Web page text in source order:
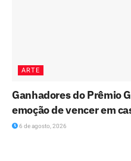
ARTE
Ganhadores do Prêmio
emoção de vencer em
6 de agosto, 2026